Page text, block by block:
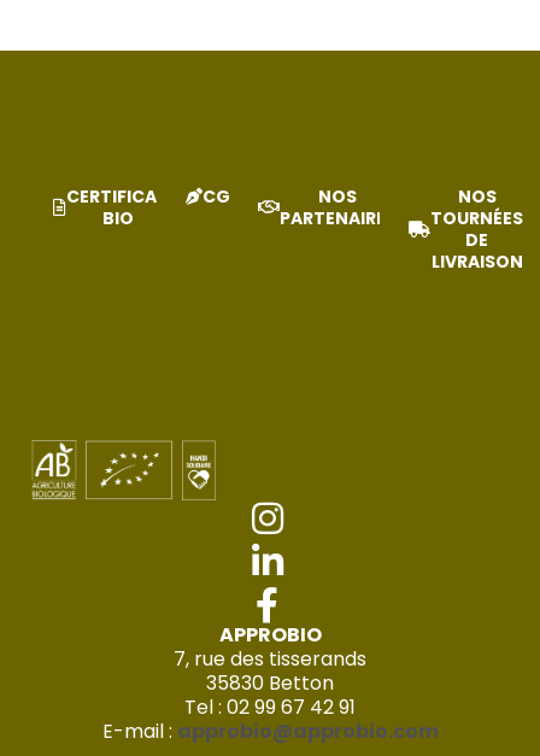
CERTIFICAT
BIO
CGV
NOS
PARTENAIRES
NOS
TOURNÉES
DE
LIVRAISON
APPROBIO
7, rue des tisserands
35830 Betton
Tel : 02 99 67 42 91
E-mail : approbio@approbio.com